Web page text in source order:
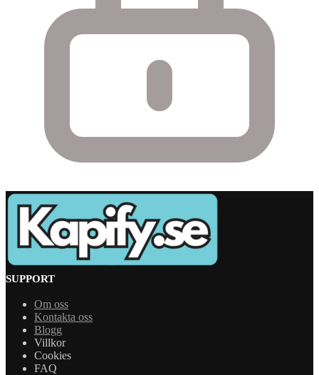
SUPPORT
Om oss
Kontakta oss
Blogg
Villkor
Cookies
FAQ